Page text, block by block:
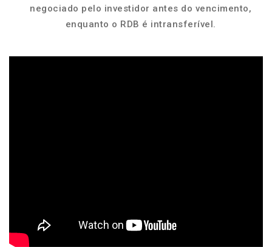
negociado pelo investidor antes do vencimento,
enquanto o RDB é intransferível.